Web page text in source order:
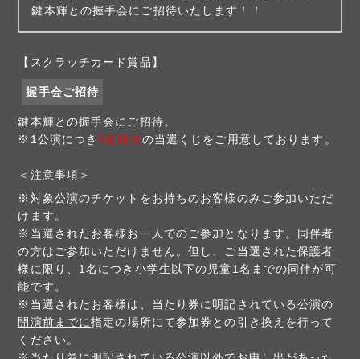
鍵本輝との握手会にご招待いたします！！
【スクラッチカード賞品】
握手会ご招待
鍵本輝との握手会にご招待。
※1公演につき3名様分の当選くじをご用意しております。
＜注意事項＞
※対象公演のチケットをお持ちのお客様のみご参加いただ
けます。
※当選されたお客様お一人でのご参加となります。同伴者
の方はご参加いただけません。但し、ご当選された保護者
様に限り、1名につき小学生以下の児童1名までの同伴が可
能です。
※当選されたお客様は、当たり券に明記されている公演の
開演前までに指定の場所にて参加券との引き換えを行って
ください。